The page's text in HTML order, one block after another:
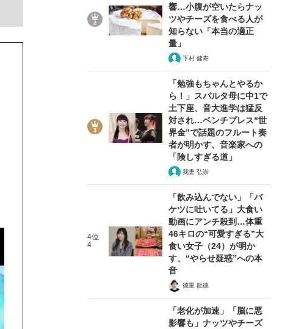
響…小腹が空いたらナッ
ツやチーズを食べる人が
知らない「本当の適正
量」
下村 健寿
「勉強もちゃんとやるか
ら！」スパルタ母に中1で
土下座、音大進学は猛反
対され…ベンチプレス“世
界金”で話題のフルート奏
者が明かす、音楽家への
「険しすぎる道」
我妻 弘崇
4位
4
「飲み込んでない」「バ
ケツに吐いてる」大食い
動画にアンチ殺到…体重
46キロの“可愛すぎる”大
食い女子（24）が明か
す、“やらせ疑惑”への本
音
徳重 龍徳
「老化が加速」「脳に悪
影響も」ナッツやチーズ